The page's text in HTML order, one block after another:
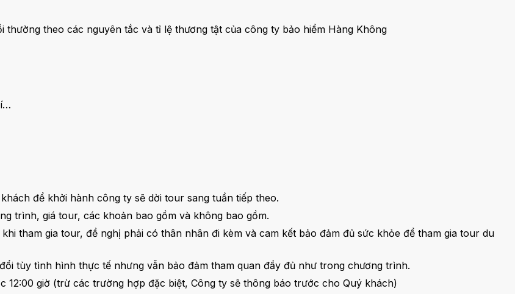
theo các nguyên tắc và tỉ lệ thương tật của công ty bảo hiểm Hàng Không
để khởi hành công ty sẽ dời tour sang tuần tiếp theo.
trình, giá tour, các khoản bao gồm và không bao gồm.
tham gia tour, đề nghị phải có thân nhân đi kèm và cam kết bảo đảm đủ sức khỏe để tham gia tour du
tùy tình hình thực tế nhưng vẫn bảo đảm tham quan đầy đủ như trong chương trình.
12:00 giờ (trừ các trường hợp đặc biệt, Công ty sẽ thông báo trước cho Quý khách)